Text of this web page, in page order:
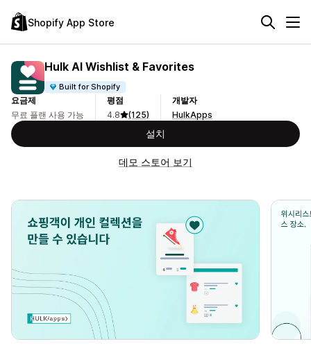
Shopify App Store
Hulk AI Wishlist & Favorites
Built for Shopify
요금제
무료 플랜 사용 가능
평점
4.8
(125)
개발자
HulkApps
설치
데모 스토어 보기